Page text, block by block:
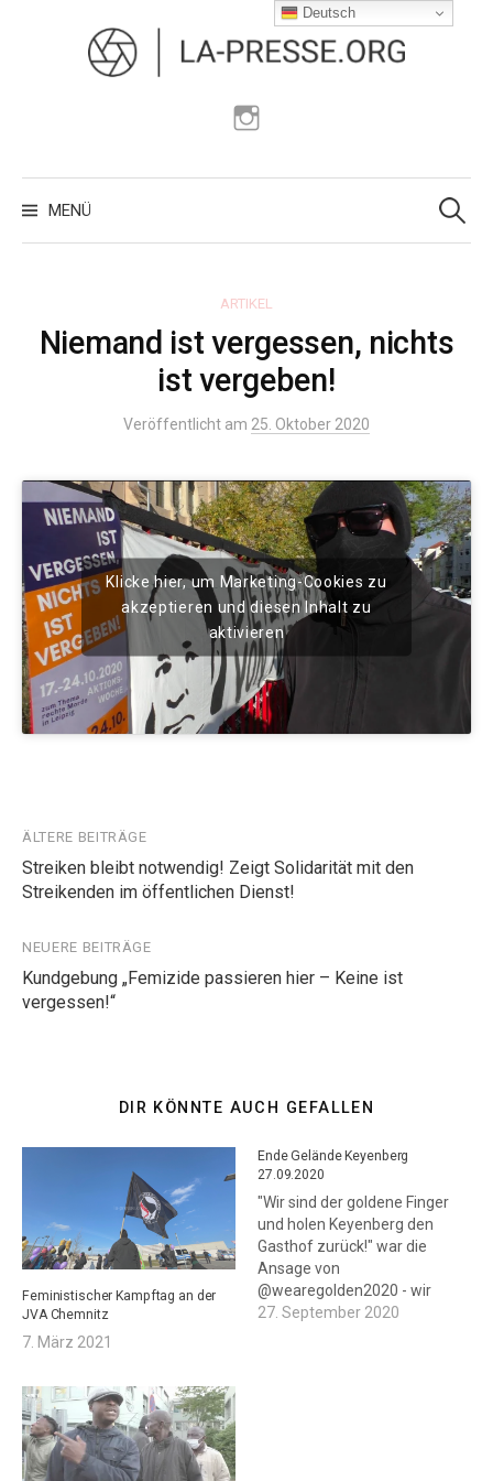
überspringen
MENÜ
Suchen
nach:
ARTIKEL
Niemand ist vergessen, nichts
ist vergeben!
Veröffentlicht am 25. Oktober 2020
Klicke hier, um Marketing-Cookies zu
akzeptieren und diesen Inhalt zu
aktivieren
Beitragsnavigation
ÄLTERE BEITRÄGE
Streiken bleibt notwendig! Zeigt Solidarität mit den
Streikenden im öffentlichen Dienst!
NEUERE BEITRÄGE
Kundgebung „Femizide passieren hier – Keine ist
vergessen!“
DIR KÖNNTE AUCH GEFALLEN
Feministischer Kampftag an der
JVA Chemnitz
7. März 2021
Ende Gelände Keyenberg
27.09.2020
"Wir sind der goldene Finger
und holen Keyenberg den
Gasthof zurück!" war die
Ansage von
@wearegolden2020 - wir
haben sie mit der Kamera
27. September 2020
Deutsch